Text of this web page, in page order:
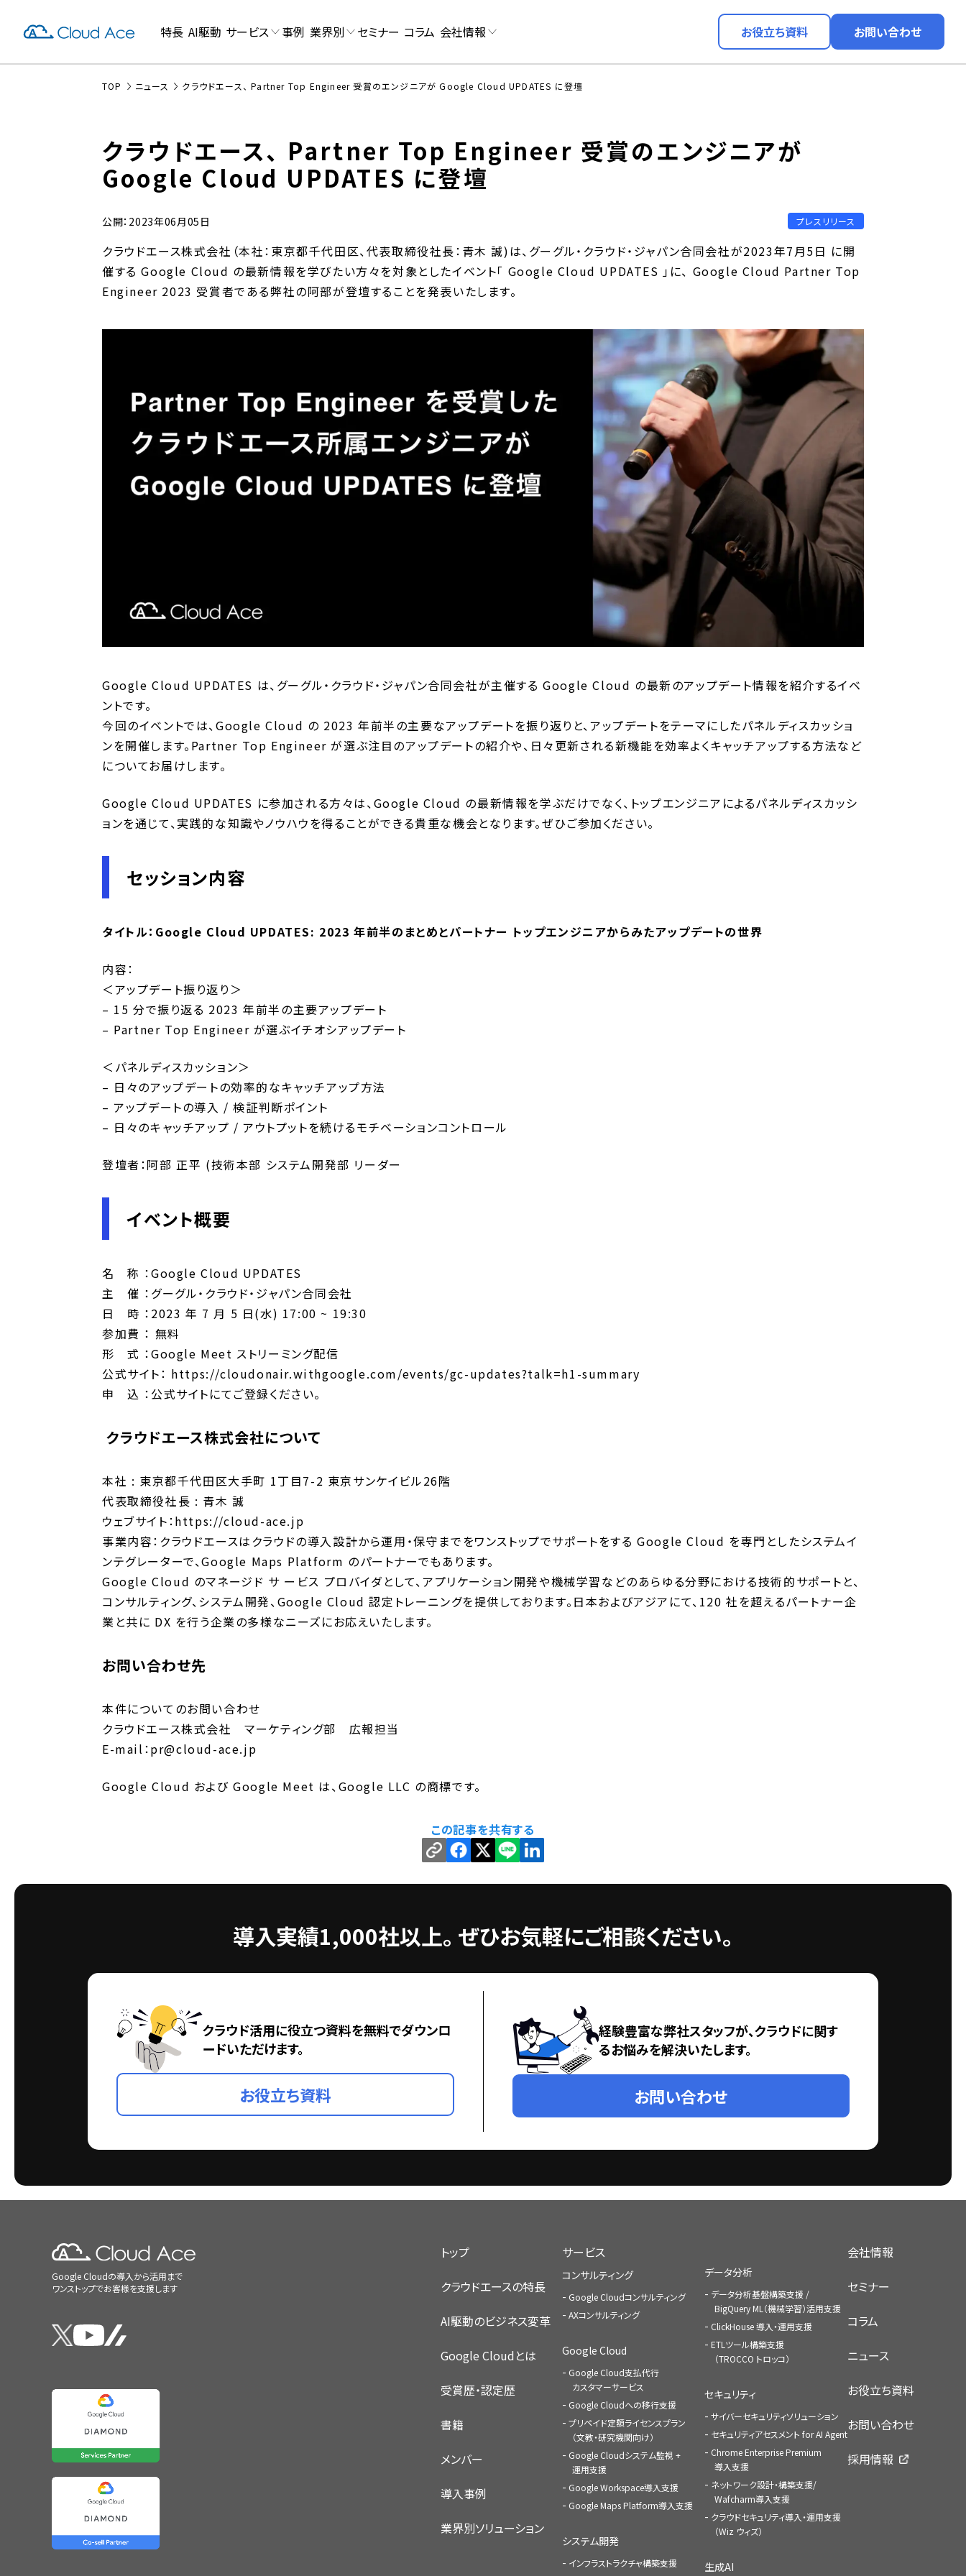
特長 AI駆動 サービス 事例 業界別 セミナー コラム 会社情報 お役立ち資料 お問い合わせ
TOP ニュース クラウドエース、 Partner Top Engineer 受賞のエンジニアが Google Cloud UPDATES に登壇
クラウドエース、 Partner Top Engineer 受賞のエンジニアが
Google Cloud UPDATES に登壇
公開：2023年06月05日 プレスリリース
クラウドエース株式会社（本社：東京都千代田区、代表取締役社長：青木 誠)は、グーグル・クラウド・ジャパン合同会社が2023年7月5日 に開
催する Google Cloud の最新情報を学びたい方々を対象としたイベント「 Google Cloud UPDATES 」に、 Google Cloud Partner Top
Engineer 2023 受賞者である弊社の阿部が登壇することを発表いたします。
Google Cloud UPDATES は、グーグル・クラウド・ジャパン合同会社が主催する Google Cloud の最新のアップデート情報を紹介するイベ
ントです。
今回のイベントでは、Google Cloud の 2023 年前半の主要なアップデートを振り返りと、アップデートをテーマにしたパネルディスカッショ
ンを開催します。Partner Top Engineer が選ぶ注目のアップデートの紹介や、日々更新される新機能を効率よくキャッチアップする方法など
についてお届けします。
Google Cloud UPDATES に参加される方々は、Google Cloud の最新情報を学ぶだけでなく、トップエンジニアによるパネルディスカッシ
ョンを通じて、実践的な知識やノウハウを得ることができる貴重な機会となります。ぜひご参加ください。
セッション内容
タイトル：Google Cloud UPDATES: 2023 年前半のまとめとパートナー トップエンジニアからみたアップデートの世界
内容：
＜アップデート振り返り＞
– 15 分で振り返る 2023 年前半の主要アップデート
– Partner Top Engineer が選ぶイチオシアップデート
＜パネルディスカッション＞
– 日々のアップデートの効率的なキャッチアップ方法
– アップデートの導入 / 検証判断ポイント
– 日々のキャッチアップ / アウトプットを続けるモチベーションコントロール
登壇者：阿部 正平 (技術本部 システム開発部 リーダー
イベント概要
名 称 ：Google Cloud UPDATES
主 催 ：グーグル・クラウド・ジャパン合同会社
日 時 ：2023 年 7 月 5 日(水) 17:00 ~ 19:30
参加費 ： 無料
形 式 ：Google Meet ストリーミング配信
公式サイト： https://cloudonair.withgoogle.com/events/gc-updates?talk=h1-summary
申 込 ：公式サイトにてご登録ください。
クラウドエース株式会社について
本社 : 東京都千代田区大手町 1丁目7-2 東京サンケイビル26階
代表取締役社長 : 青木 誠
ウェブサイト：https://cloud-ace.jp
事業内容：クラウドエースはクラウドの導入設計から運用・保守までをワンストップでサポートをする Google Cloud を専門としたシステムイ
ンテグレーターで、Google Maps Platform のパートナーでもあります。
Google Cloud のマネージド サ ービス プロバイダとして、アプリケーション開発や機械学習などのあらゆる分野における技術的サポートと、
コンサルティング、システム開発、Google Cloud 認定トレーニングを提供しております。日本およびアジアにて、120 社を超えるパートナー企
業と共に DX を行う企業の多様なニーズにお応えいたします。
お問い合わせ先
本件についてのお問い合わせ
クラウドエース株式会社 マーケティング部 広報担当
E-mail：pr@cloud-ace.jp
Google Cloud および Google Meet は、Google LLC の商標です。
この記事を共有する
導入実績1,000社以上。 ぜひお気軽にご相談ください。
クラウド活用に役立つ資料を無料でダウンロ
ードいただけます。
お役立ち資料
経験豊富な弊社スタッフが、クラウドに関す
るお悩みを解決いたします。
お問い合わせ
Google Cloudの導入から活用まで
ワンストップでお客様を支援します
トップ
クラウドエースの特長
AI駆動のビジネス変革
Google Cloudとは
受賞歴・認定歴
書籍
メンバー
導入事例
業界別ソリューション
サービス
コンサルティング
Google Cloudコンサルティング
AXコンサルティング
Google Cloud
Google Cloud支払代行
カスタマーサービス
Google Cloudへの移行支援
プリペイド定額ライセンスプラン
（文教・研究機関向け）
Google Cloudシステム監視 +
運用支援
Google Workspace導入支援
Google Maps Platform導入支援
システム開発
インフラストラクチャ構築支援
データ分析
データ分析基盤構築支援 /
BigQuery ML（機械学習）活用支援
ClickHouse 導入・運用支援
ETLツール構築支援
（TROCCO トロッコ）
セキュリティ
サイバーセキュリティソリューション
セキュリティアセスメント for AI Agent
Chrome Enterprise Premium
導入支援
ネットワーク設計・構築支援/
Wafcharm導入支援
クラウドセキュリティ導入・運用支援
（Wiz ウィズ）
生成AI
会社情報
セミナー
コラム
ニュース
お役立ち資料
お問い合わせ
採用情報